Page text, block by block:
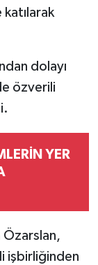
dolayı
özverili
YER
işbirliğinden